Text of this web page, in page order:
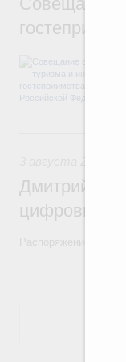
Дмитрий
цифровых
Распоряжение от